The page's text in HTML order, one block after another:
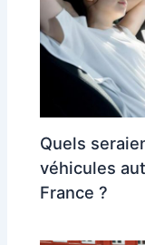
Quels
véhicules
France ?